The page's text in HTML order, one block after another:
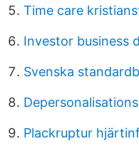
Time care
Investor business
Svenska
Plackruptur